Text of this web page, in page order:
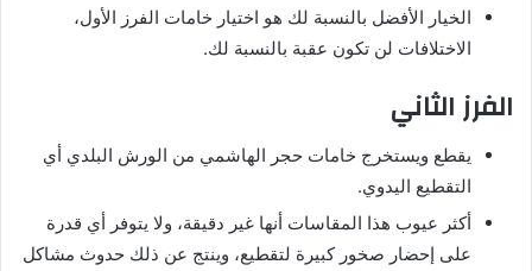
الخيار الأفضل بالنسبة لك هو اختيار خامات الفرز الأول،
الاختلافات لن تكون عقبة بالنسبة لك.
الفرز الثاني
يقطع ويستخرج خامات حجر الهاشمي من الورش البلدي أي
التقطيع اليدوي.
أكثر عيوب هذا المقاسات أنها غير دقيقة، ولا يتوفر أي قدرة
على إحضار صخور كبيرة لتقطيع، وينتج عن ذلك حدوث مشاكل